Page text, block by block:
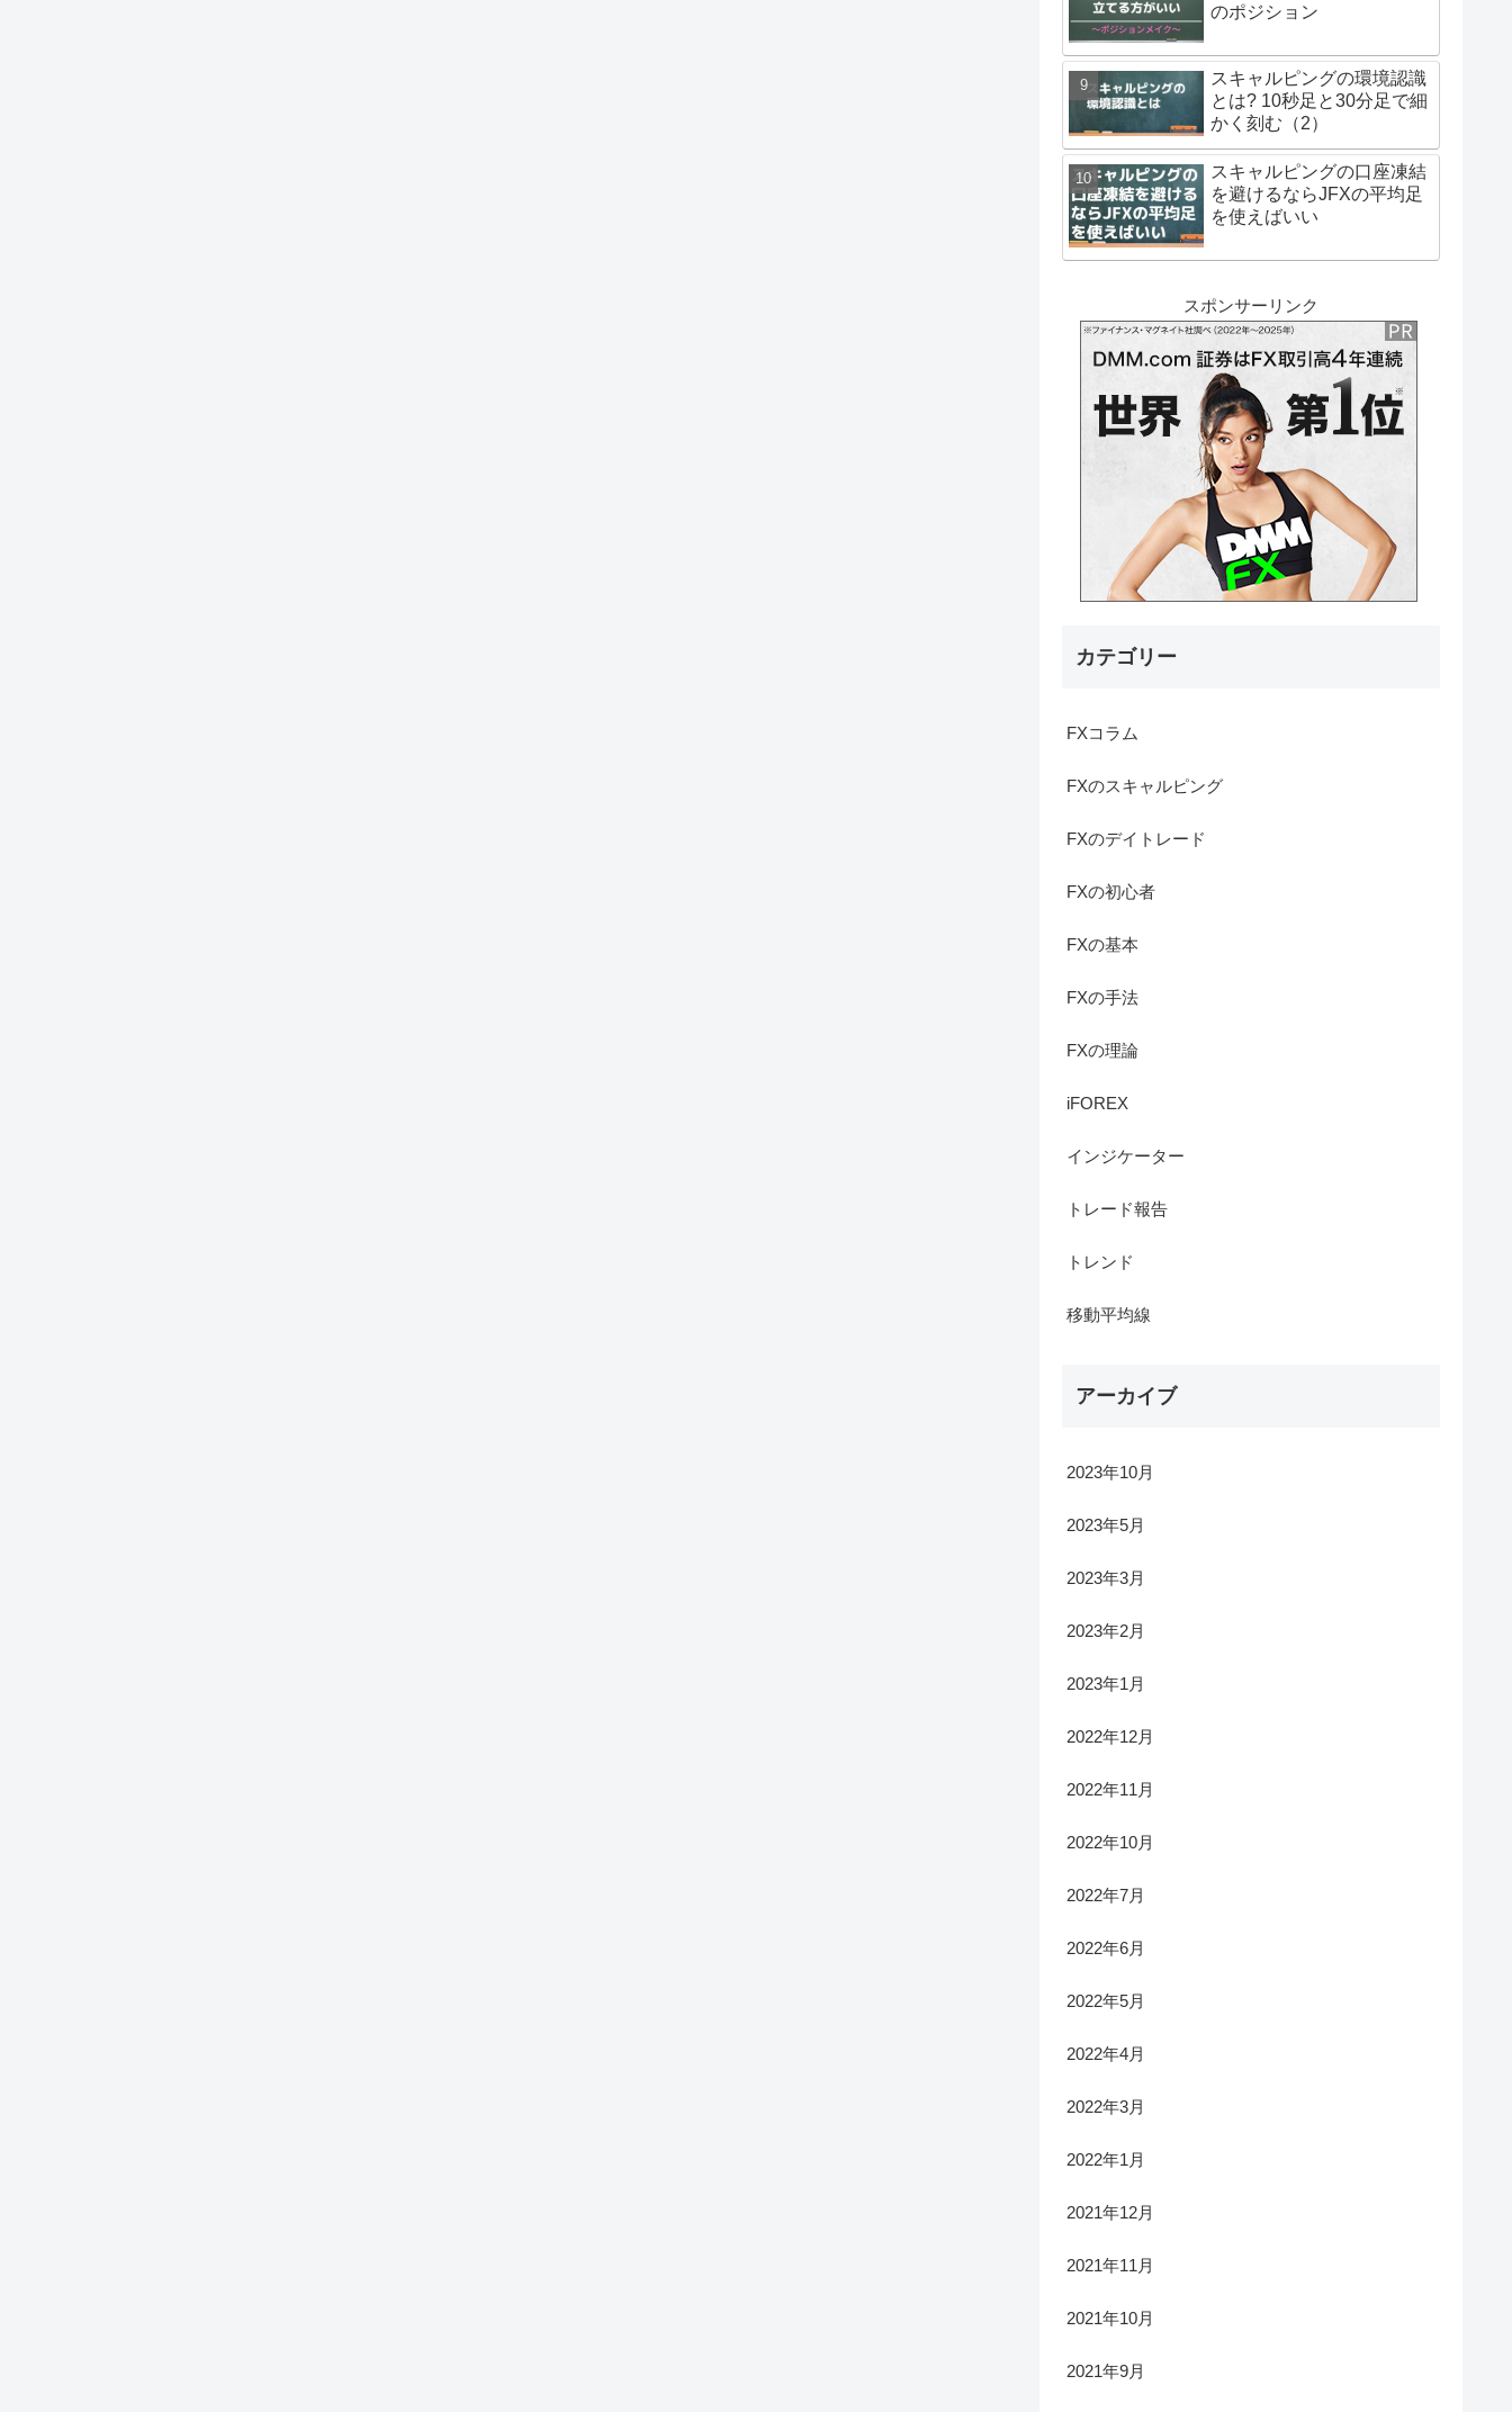
のポジション
スキャルピングの環境認識
とは? 10秒足と30分足で細
かく刻む（2）
スキャルピングの口座凍結
を避けるならJFXの平均足
を使えばいい
スポンサーリンク
カテゴリー
FXコラム
FXのスキャルピング
FXのデイトレード
FXの初心者
FXの基本
FXの手法
FXの理論
iFOREX
インジケーター
トレード報告
トレンド
移動平均線
アーカイブ
2023年10月
2023年5月
2023年3月
2023年2月
2023年1月
2022年12月
2022年11月
2022年10月
2022年7月
2022年6月
2022年5月
2022年4月
2022年3月
2022年1月
2021年12月
2021年11月
2021年10月
2021年9月